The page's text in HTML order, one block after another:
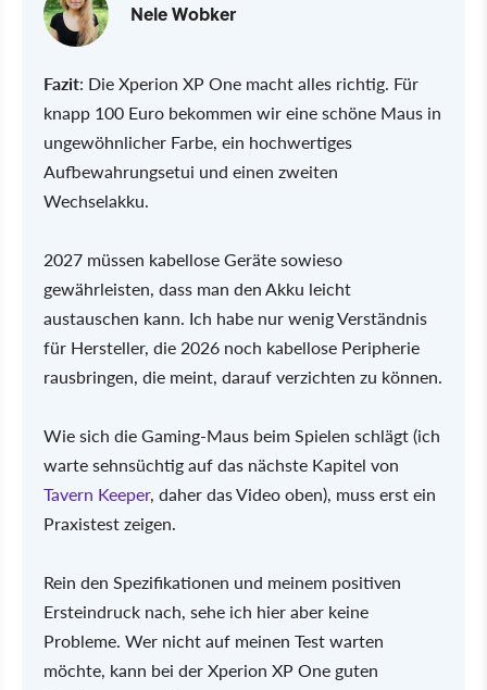
Nele Wobker
Fazit: Die Xperion XP One macht alles richtig. Für
knapp 100 Euro bekommen wir eine schöne Maus in
ungewöhnlicher Farbe, ein hochwertiges
Aufbewahrungsetui und einen zweiten
Wechselakku.
2027 müssen kabellose Geräte sowieso
gewährleisten, dass man den Akku leicht
austauschen kann. Ich habe nur wenig Verständnis
für Hersteller, die 2026 noch kabellose Peripherie
rausbringen, die meint, darauf verzichten zu können.
Wie sich die Gaming-Maus beim Spielen schlägt (ich
warte sehnsüchtig auf das nächste Kapitel von
Tavern Keeper, daher das Video oben), muss erst ein
Praxistest zeigen.
Rein den Spezifikationen und meinem positiven
Ersteindruck nach, sehe ich hier aber keine
Probleme. Wer nicht auf meinen Test warten
möchte, kann bei der Xperion XP One guten